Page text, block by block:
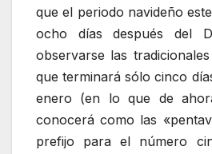
que el periodo navideño
ocho días después del
observarse las
que terminará sólo cinco
enero (en lo que de
conocerá como las
prefijo para el número